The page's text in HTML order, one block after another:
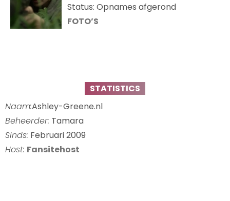
Status: Opnames afgerond
FOTO’S
STATISTICS
Naam:Ashley-Greene.nl
Beheerder: Tamara
Sinds: Februari 2009
Host: Fansitehost